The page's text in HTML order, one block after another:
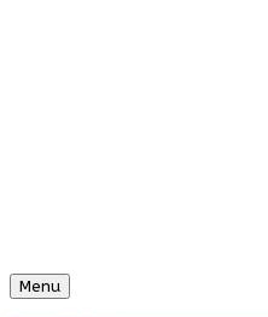
Menu